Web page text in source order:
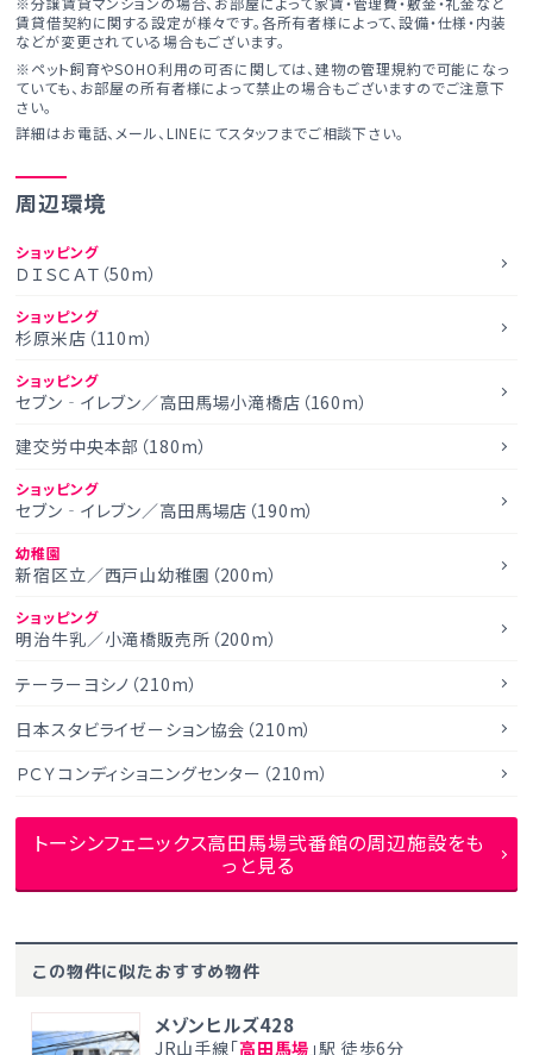
賃貸借契約に関する設定が様々です。各所有者様によって、設備・仕様・内装
などが変更されている場合もございます。
※ペット飼育やSOHO利用の可否に関しては、建物の管理規約で可能になっ
ていても、お部屋の所有者様によって禁止の場合もございますのでご注意下
さい。
詳細はお電話、メール、LINEにてスタッフまでご相談下さい。
周辺環境
ショッピング
ＤＩＳＣＡＴ（50m）
ショッピング
杉原米店（110m）
ショッピング
セブン‐イレブン／高田馬場小滝橋店（160m）
建交労中央本部（180m）
ショッピング
セブン‐イレブン／高田馬場店（190m）
幼稚園
新宿区立／西戸山幼稚園（200m）
ショッピング
明治牛乳／小滝橋販売所（200m）
テーラーヨシノ（210m）
日本スタビライゼーション協会（210m）
ＰＣＹコンディショニングセンター（210m）
トーシンフェニックス高田馬場弐番館の周辺施設をも
っと見る
この物件に似たおすすめ物件
メゾンヒルズ428
JR山手線「高田馬場 」駅 徒歩6分